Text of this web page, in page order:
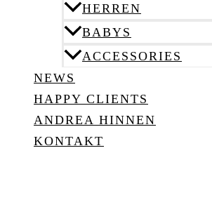
HERREN
BABYS
ACCESSORIES
NEWS
HAPPY CLIENTS
ANDREA HINNEN
KONTAKT